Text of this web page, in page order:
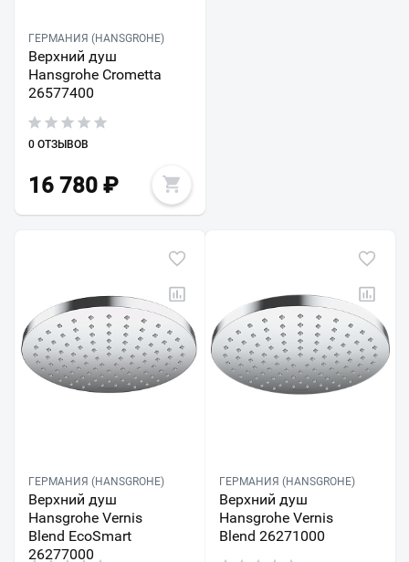
ГЕРМАНИЯ (HANSGROHE)
Верхний душ
Hansgrohe Crometta
26577400
0 ОТЗЫВОВ
16 780 ₽
ГЕРМАНИЯ (HANSGROHE)
Верхний душ
Hansgrohe Vernis
Blend EcoSmart
26277000
ГЕРМАНИЯ (HANSGROHE)
Верхний душ
Hansgrohe Vernis
Blend 26271000